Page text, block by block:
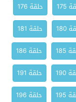
حلقة 176
حلقة 181
185
حلقة 186
190
حلقة 191
195
حلقة 196